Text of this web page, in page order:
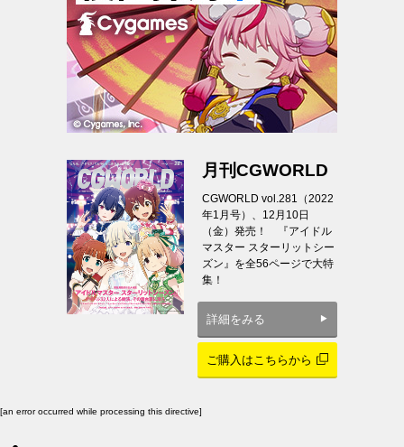
月刊CGWORLD
CGWORLD vol.281（2022
年1月号）、12月10日
（金）発売！ 『アイドル
マスター スターリットシー
ズン』を全56ページで大特
集！
詳細をみる
ご購入はこちらから
[an error occurred while processing this directive]